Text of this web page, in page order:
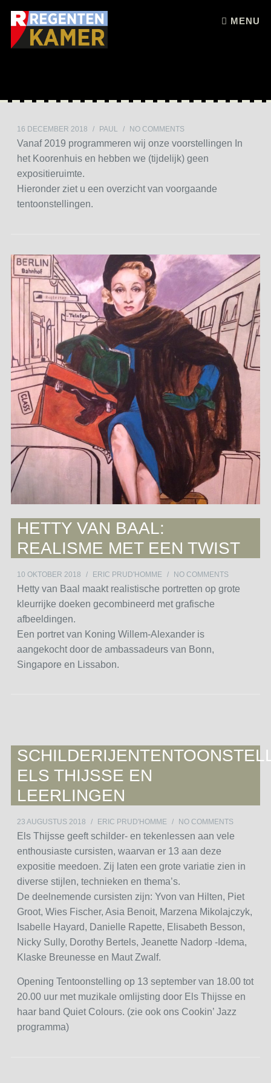
MENU
Skip to content
16 DECEMBER 2018 / PAUL / NO COMMENTS
Vanaf 2019 programmeren wij onze voorstellingen In
het Koorenhuis en hebben we (tijdelijk) geen
expositieruimte.
Hieronder ziet u een overzicht van voorgaande
tentoonstellingen.
HETTY VAN BAAL:
REALISME MET EEN TWIST
10 OKTOBER 2018 / ERIC PRUD'HOMME / NO COMMENTS
Hetty van Baal maakt realistische portretten op grote
kleurrijke doeken gecombineerd met grafische
afbeeldingen.
Een portret van Koning Willem-Alexander is
aangekocht door de ambassadeurs van Bonn,
Singapore en Lissabon.
ELS THIJSSE EN
LEERLINGEN
23 AUGUSTUS 2018 / ERIC PRUD'HOMME / NO COMMENTS
Els Thijsse geeft schilder- en tekenlessen aan vele
enthousiaste cursisten, waarvan er 13 aan deze
expositie meedoen. Zij laten een grote variatie zien in
diverse stijlen, technieken en thema’s.
De deelnemende cursisten zijn: Yvon van Hilten, Piet
Groot, Wies Fischer, Asia Benoit, Marzena Mikolajczyk,
Isabelle Hayard, Danielle Rapette, Elisabeth Besson,
Nicky Sully, Dorothy Bertels, Jeanette Nadorp -Idema,
Klaske Breunesse en Maut Zwalf.
Opening Tentoonstelling op 13 september van 18.00 tot
20.00 uur met muzikale omlijsting door Els Thijsse en
haar band Quiet Colours. (zie ook ons Cookin’ Jazz
programma)